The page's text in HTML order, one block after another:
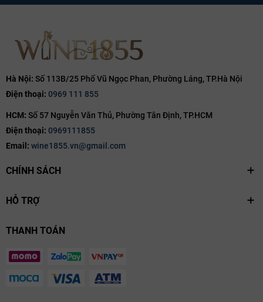
Hà Nội: Số 113B/25 Phố Vũ Ngọc Phan, Phường Láng, TP.Hà Nội
Điện thoại: 0969 111 855
HCM: Số 57 Nguyễn Văn Thủ, Phường Tân Định, TP.HCM
Điện thoại: 0969111855
Email: wine1855.vn@gmail.com
CHÍNH SÁCH
HỖ TRỢ
THANH TOÁN